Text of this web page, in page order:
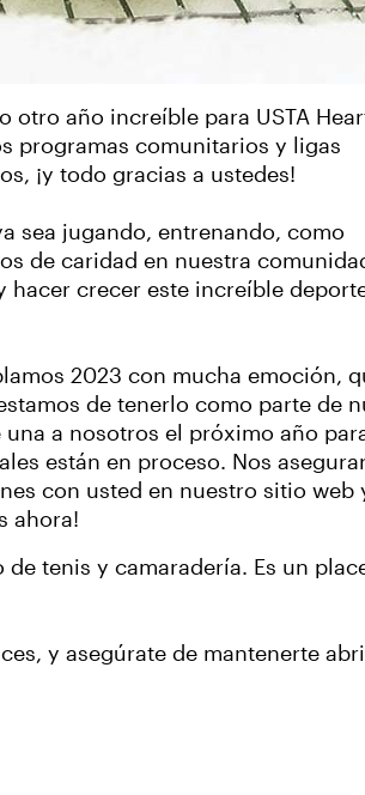
otro año increíble para USTA
programas comunitarios y ligas
¡y todo gracias a ustedes!
sea jugando, entrenando, como
de caridad en nuestra
crecer este increíble
2023 con mucha emoción,
de tenerlo como parte de
a nosotros el próximo año
están en proceso. Nos
con usted en nuestro sitio web
ahora!
tenis y camaradería. Es un
y asegúrate de mantenerte